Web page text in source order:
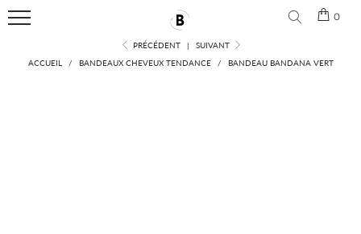
Menu 0
PRÉCÉDENT |
SUIVANT
ACCUEIL
/ BANDEAUX CHEVEUX TENDANCE / BANDEAU BANDANA VERT